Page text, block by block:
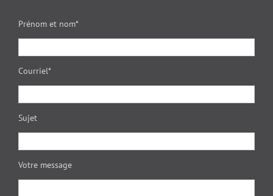
Prénom et nom*
Courriel*
Sujet
Votre message